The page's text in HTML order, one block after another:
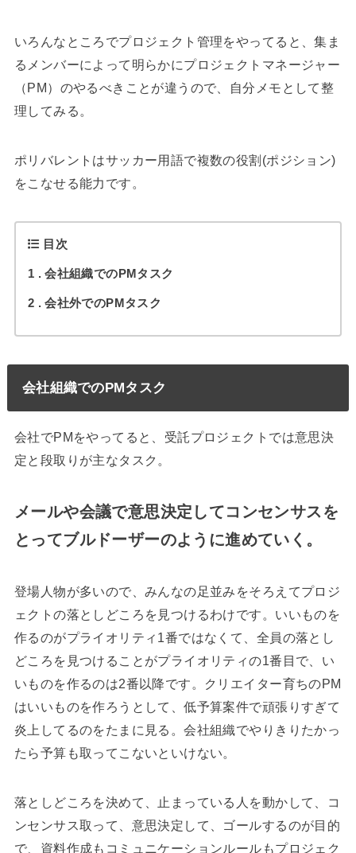
いろんなところでプロジェクト管理をやってると、集ま
るメンバーによって明らかにプロジェクトマネージャー
（PM）のやるべきことが違うので、自分メモとして整
理してみる。
ポリバレントはサッカー用語で複数の役割(ポジション)
をこなせる能力です。
目次
1 会社組織でのPMタスク
2 会社外でのPMタスク
会社組織でのPMタスク
会社でPMをやってると、受託プロジェクトでは意思決
定と段取りが主なタスク。
メールや会議で意思決定してコンセンサスを
とってブルドーザーのように進めていく。
登場人物が多いので、みんなの足並みをそろえてプロジ
ェクトの落としどころを見つけるわけです。いいものを
作るのがプライオリティ1番ではなくて、全員の落とし
どころを見つけることがプライオリティの1番目で、い
いものを作るのは2番以降です。クリエイター育ちのPM
はいいものを作ろうとして、低予算案件で頑張りすぎて
炎上してるのをたまに見る。会社組織でやりきりたかっ
たら予算も取ってこないといけない。
落としどころを決めて、止まっている人を動かして、コ
ンセンサス取って、意思決定して、ゴールするのが目的
で、資料作成もコミュニケーションルールもプロジェク